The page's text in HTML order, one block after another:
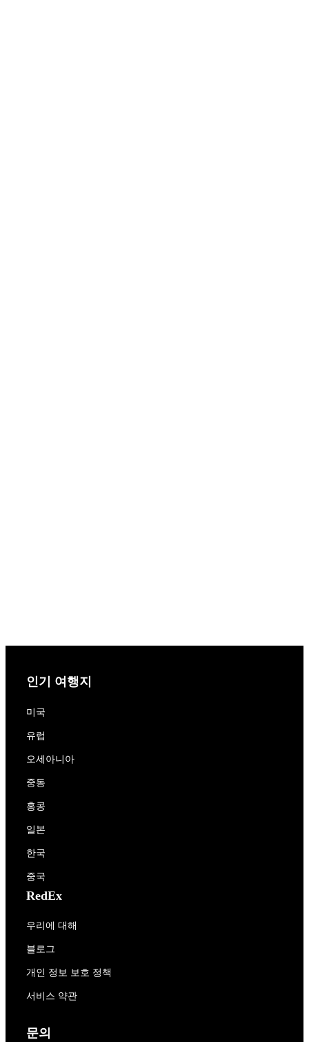
인기 여행지
미국
유럽
오세아니아
중동
홍콩
일본
한국
중국
RedEx
우리에 대해
블로그
개인 정보 보호 정책
서비스 약관
문의